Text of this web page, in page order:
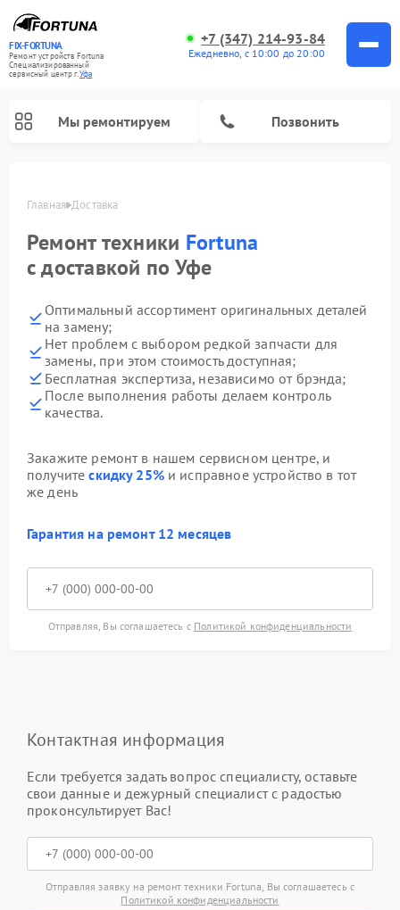
FIX-FORTUNA
Ремонт устройств Fortuna
Специализированный
cервисный центр г.Уфа
+7 (347) 214-93-84
Ежедневно, с 10:00 до 20:00
Мы ремонтируем Позвонить
Главная Доставка
Ремонт техники Fortuna
с доставкой по Уфе
Оптимальный ассортимент оригинальных деталей
на замену;
Нет проблем с выбором редкой запчасти для
замены, при этом стоимость доступная;
Бесплатная экспертиза, независимо от брэнда;
После выполнения работы делаем контроль
качества.
Закажите ремонт в нашем сервисном центре, и
получитескидку 25%и исправное устройство в тот
же день
Гарантия на ремонт 12 месяцев
Отправляя, Вы соглашаетесь с Политикой конфиденциальности
Контактная информация
Если требуется задать вопрос специалисту, оставьте
свои данные и дежурный специалист с радостью
проконсультирует Вас!
Отправляя заявку на ремонт техники Fortuna, Вы соглашаетесь с
Политикой конфиденциальности